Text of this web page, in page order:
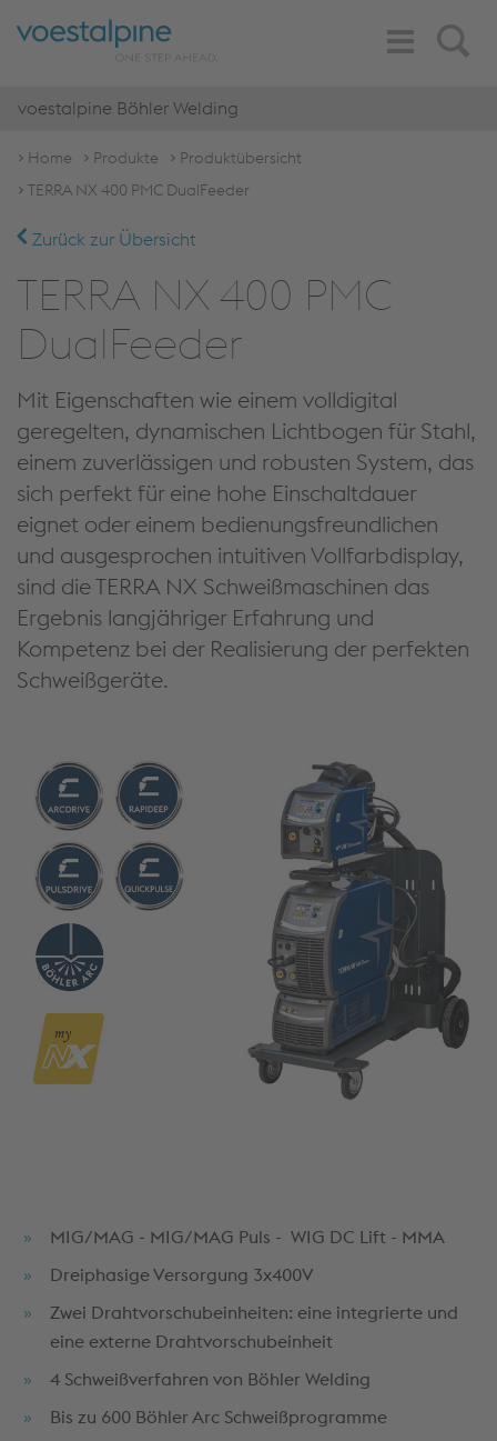
Search
Toggle
Navigation
voestalpine Böhler Welding
Home Produkte
Produktübersicht
TERRA NX 400 PMC DualFeeder
Zurück zur Übersicht
TERRA NX 400 PMC
DualFeeder
Mit Eigenschaften wie einem volldigital
geregelten, dynamischen Lichtbogen für Stahl,
einem zuverlässigen und robusten System, das
sich perfekt für eine hohe Einschaltdauer
eignet oder einem bedienungsfreundlichen
und ausgesprochen intuitiven Vollfarbdisplay,
sind die TERRA NX Schweißmaschinen das
Ergebnis langjähriger Erfahrung und
Kompetenz bei der Realisierung der perfekten
Schweißgeräte.
MIG/MAG - MIG/MAG Puls - WIG DC Lift - MMA
Dreiphasige Versorgung 3x400V
Zwei Drahtvorschubeinheiten: eine integrierte und
eine externe Drahtvorschubeinheit
4 Schweißverfahren von Böhler Welding
Bis zu 600 Böhler Arc Schweißprogramme